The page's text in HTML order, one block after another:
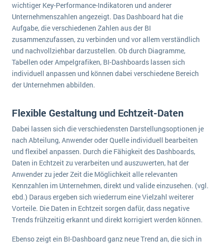
SAP übernimmt Reltio für eine bessere
Datenintegration
Die „SaaSpocalypse“: Was ist das und was bedeutet es für die Zukunft von Unternehmenssoftware?
SAP investiert mit zwei strategischen Übernahmen in Enterprise-KI
ERP-Trends in der Produktion
NACHRICHTENARCHIV
wichtiger Key-Performance-Indikatoren und anderer
Unternehmenszahlen angezeigt. Das Dashboard hat die
Aufgabe, die verschiedenen Zahlen aus der BI
zusammenzufassen, zu verbinden und vor allem verständlich
und nachvollziehbar darzustellen. Ob durch Diagramme,
Tabellen oder Ampelgrafiken, BI-Dashboards lassen sich
individuell anpassen und können dabei verschiedene Bereich
der Unternehmen abbilden.
Flexible Gestaltung und Echtzeit-Daten
Dabei lassen sich die verschiedensten Darstellungsoptionen je
nach Abteilung, Anwender oder Quelle individuell bearbeiten
und flexibel anpassen. Durch die Fähigkeit des Dashboards,
Daten in Echtzeit zu verarbeiten und auszuwerten, hat der
Anwender zu jeder Zeit die Möglichkeit alle relevanten
Kennzahlen im Unternehmen, direkt und valide einzusehen. (vgl.
ebd.) Daraus ergeben sich wiederrum eine Vielzahl weiterer
Vorteile. Die Daten in Echtzeit sorgen dafür, dass negative
Trends frühzeitig erkannt und direkt korrigiert werden können.
Ebenso zeigt ein BI-Dashboard ganz neue Trend an, die sich in